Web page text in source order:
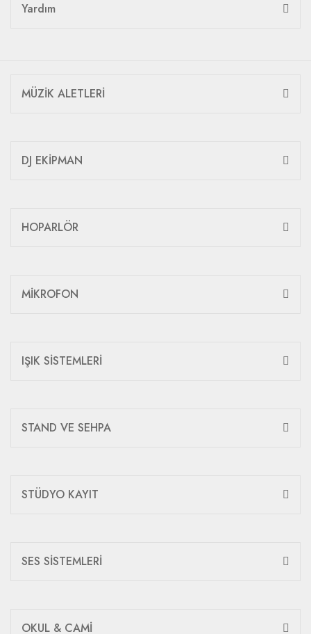
Yardım
MÜZİK ALETLERİ
DJ EKİPMAN
HOPARLÖR
MİKROFON
IŞIK SİSTEMLERİ
STAND VE SEHPA
STÜDYO KAYIT
SES SİSTEMLERİ
OKUL & CAMİ